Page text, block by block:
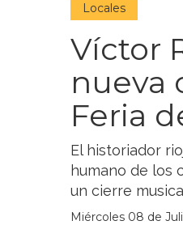
Locales
Víctor
nueva
Feria
El historiador
humano de los
un cierre
Miércoles 08 de